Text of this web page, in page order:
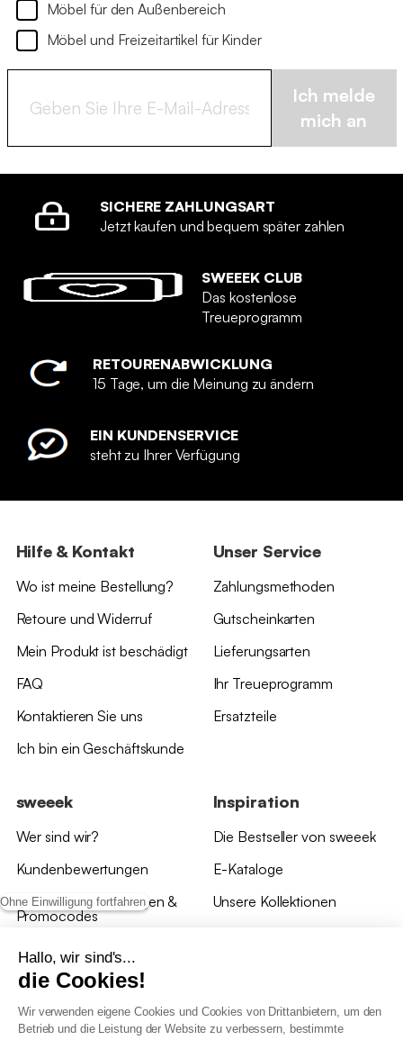
Ohne Einwilligung fortfahren
Hallo, wir sind's...
die Cookies!
Wir verwenden eigene Cookies und Cookies von Drittanbietern, um den
Betrieb und die Leistung der Website zu verbessern, bestimmte
Möbel für den Außenbereich
Möbel und Freizeitartikel für Kinder
Ich melde
mich an
SICHERE ZAHLUNGSART
Jetzt kaufen und bequem später zahlen
SWEEEK CLUB
Das kostenlose
Treueprogramm
RETOURENABWICKLUNG
15 Tage, um die Meinung zu ändern
EIN KUNDENSERVICE
steht zu Ihrer Verfügung
Hilfe & Kontakt
Wo ist meine Bestellung?
Retoure und Widerruf
Mein Produkt ist beschädigt
FAQ
Kontaktieren Sie uns
Ich bin ein Geschäftskunde
Unser Service
Zahlungsmethoden
Gutscheinkarten
Lieferungsarten
Ihr Treueprogramm
Ersatzteile
sweeek
Wer sind wir?
Kundenbewertungen
*Angebotsbedingungen &
Promocodes
Bewertungen von sweeek
Unsere Geschäfte
Inspiration
Die Bestseller von sweeek
E-Kataloge
Unsere Kollektionen